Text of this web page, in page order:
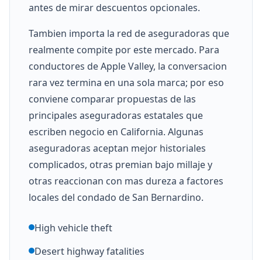
antes de mirar descuentos opcionales.
Tambien importa la red de aseguradoras que
realmente compite por este mercado. Para
conductores de Apple Valley, la conversacion
rara vez termina en una sola marca; por eso
conviene comparar propuestas de las
principales aseguradoras estatales que
escriben negocio en California. Algunas
aseguradoras aceptan mejor historiales
complicados, otras premian bajo millaje y
otras reaccionan con mas dureza a factores
locales del condado de San Bernardino.
High vehicle theft
Desert highway fatalities